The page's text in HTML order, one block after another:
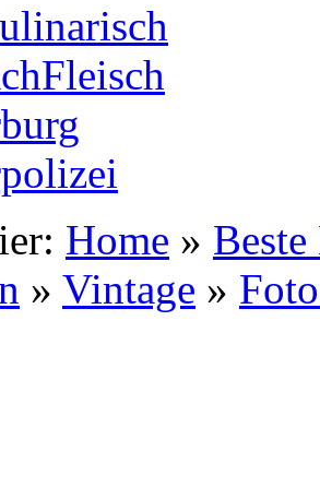
Home »
» Vintage »